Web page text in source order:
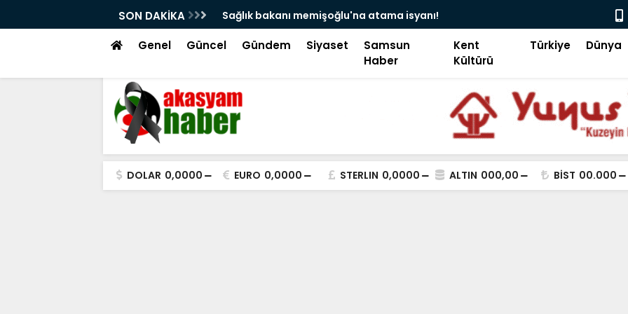
SON DAKİKA
Hacı bayram veli camii’nde siyaset, vatandaşın göğsüne uçan
tekme!
Pakistan
Genel Güncel Gündem Siyaset
Samsun
Haber
Kent
Kültürü
Türkiye Dünya
DOLAR 0,0000 EURO 0,0000 STERLIN 0,0000 ALTIN 000,00 BİST 00.000